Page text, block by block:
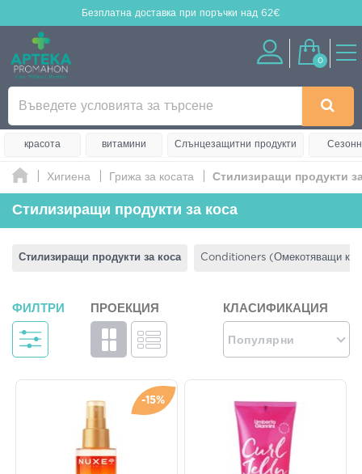
Безплатна доставка при поръчки над 62€
0
красота витамини Слънцезащитни продукти
Хигиена Грижа за косата Стилизиращи продукти
Стилизиращи продукти за коса
Стилизиращи продукти за коса Conditioners (Омекотяващи
ФИЛТРИ ПРОЕКЦИЯ КЛАСИФИКАЦИЯ
Популярни
-15%